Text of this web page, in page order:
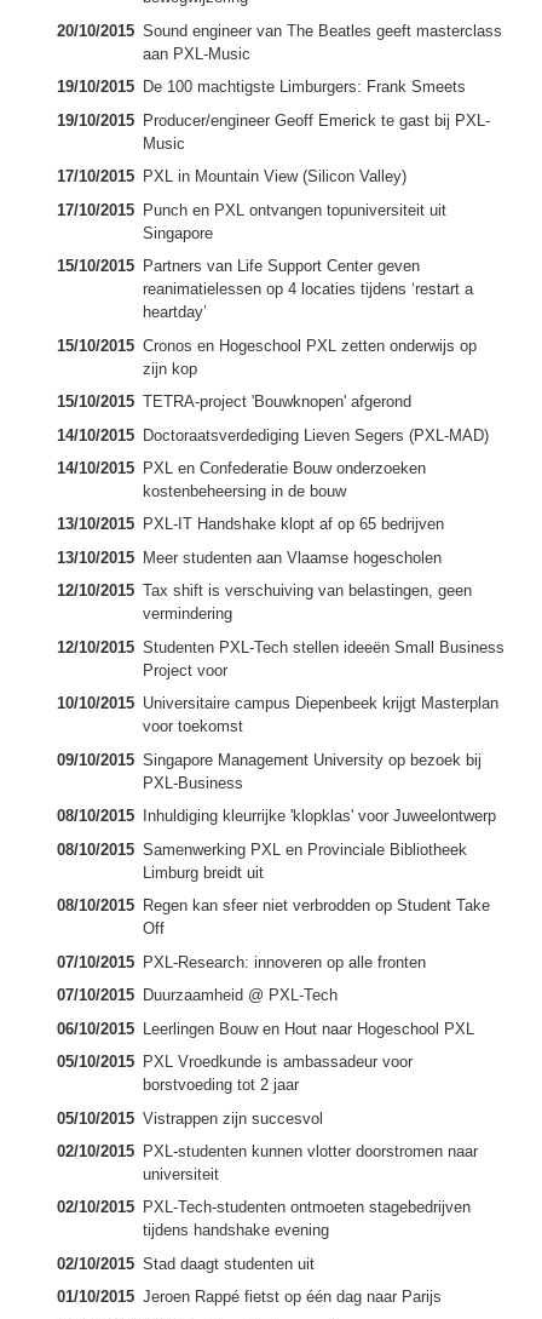
20/10/2015 Sound engineer van The Beatles geeft masterclass
aan PXL-Music
19/10/2015 De 100 machtigste Limburgers: Frank Smeets
19/10/2015 Producer/engineer Geoff Emerick te gast bij PXL-
Music
17/10/2015 PXL in Mountain View (Silicon Valley)
17/10/2015 Punch en PXL ontvangen topuniversiteit uit
Singapore
15/10/2015 Partners van Life Support Center geven
reanimatielessen op 4 locaties tijdens ‘restart a
heartday’
15/10/2015 Cronos en Hogeschool PXL zetten onderwijs op
zijn kop
15/10/2015 TETRA-project 'Bouwknopen' afgerond
14/10/2015 Doctoraatsverdediging Lieven Segers (PXL-MAD)
14/10/2015 PXL en Confederatie Bouw onderzoeken
kostenbeheersing in de bouw
13/10/2015 PXL-IT Handshake klopt af op 65 bedrijven
13/10/2015 Meer studenten aan Vlaamse hogescholen
12/10/2015 Tax shift is verschuiving van belastingen, geen
vermindering
12/10/2015 Studenten PXL-Tech stellen ideeën Small Business
Project voor
10/10/2015 Universitaire campus Diepenbeek krijgt Masterplan
voor toekomst
09/10/2015 Singapore Management University op bezoek bij
PXL-Business
08/10/2015
Inhuldiging kleurrijke 'klopklas' voor Juweelontwerp
08/10/2015 Samenwerking PXL en Provinciale Bibliotheek
Limburg breidt uit
08/10/2015 Regen kan sfeer niet verbrodden op Student Take
Off
07/10/2015 PXL-Research: innoveren op alle fronten
07/10/2015 Duurzaamheid @ PXL-Tech
06/10/2015 Leerlingen Bouw en Hout naar Hogeschool PXL
05/10/2015 PXL Vroedkunde is ambassadeur voor
borstvoeding tot 2 jaar
05/10/2015 Vistrappen zijn succesvol
02/10/2015 PXL-studenten kunnen vlotter doorstromen naar
universiteit
02/10/2015 PXL-Tech-studenten ontmoeten stagebedrijven
tijdens handshake evening
02/10/2015 Stad daagt studenten uit
01/10/2015 Jeroen Rappé fietst op één dag naar Parijs